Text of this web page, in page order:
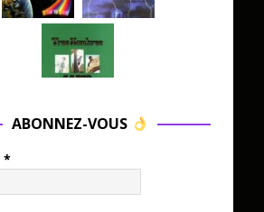
ABONNEZ-VOUS
*